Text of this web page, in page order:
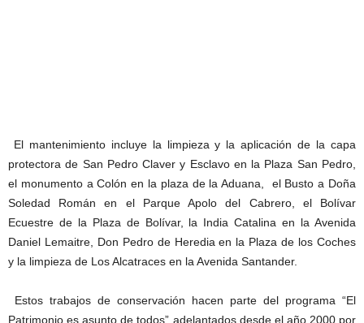
El mantenimiento incluye la limpieza y la aplicación de la capa
protectora de San Pedro Claver y Esclavo en la Plaza San Pedro,
el monumento a Colón en la plaza de la Aduana, el Busto a Doña
Soledad Román en el Parque Apolo del Cabrero, el Bolívar
Ecuestre de la Plaza de Bolívar, la India Catalina en la Avenida
Daniel Lemaitre, Don Pedro de Heredia en la Plaza de los Coches
y la limpieza de Los Alcatraces en la Avenida Santander.
Estos trabajos de conservación hacen parte del programa “El
Patrimonio es asunto de todos” adelantados desde el año 2000 por